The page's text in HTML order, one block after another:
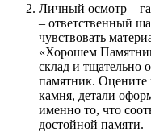
Личный осмотр –
– ответственный
чувствовать
«Хорошем
склад и тщательно
памятник. Оцените
камня, детали
именно то, что
достойной памяти.